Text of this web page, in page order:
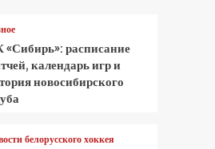
«Сибирь»: расписание
календарь игр и
новосибирского
белорусского хоккея